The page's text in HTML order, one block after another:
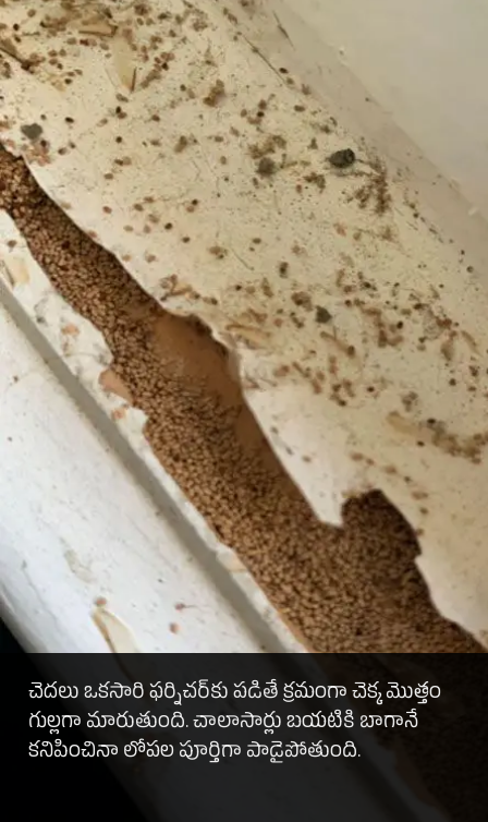
చెదలు ఒకసారి ఫర్నిచర్‌కు పడితే క్రమంగా చెక్క మొత్తం
గుల్లగా మారుతుంది. చాలాసార్లు బయటికి బాగానే
కనిపించినా లోపల పూర్తిగా పాడైపోతుంది.